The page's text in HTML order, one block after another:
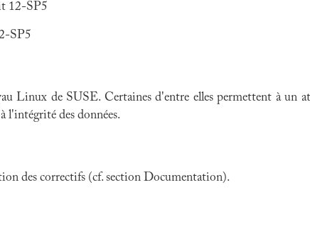
12-SP5
SP5
Linux de SUSE. Certaines d'entre elles permettent à un
l'intégrité des données.
des correctifs (cf. section Documentation).